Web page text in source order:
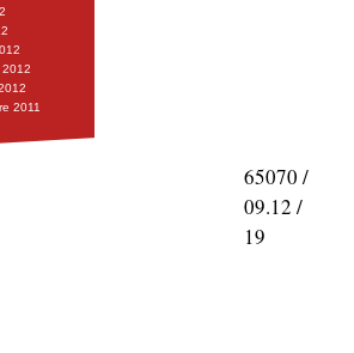
2012
2011
65070 /
09.12 /
19